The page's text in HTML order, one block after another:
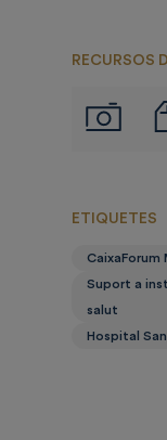
RECURSOS
ETIQUETES
CaixaForum
Suport a
salut
Hospital